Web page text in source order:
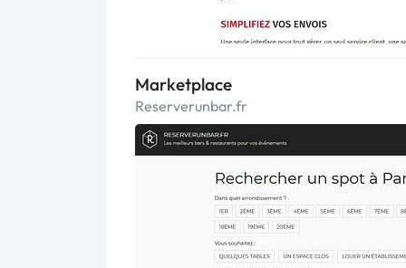
Marketplace
Reserverunbar.fr